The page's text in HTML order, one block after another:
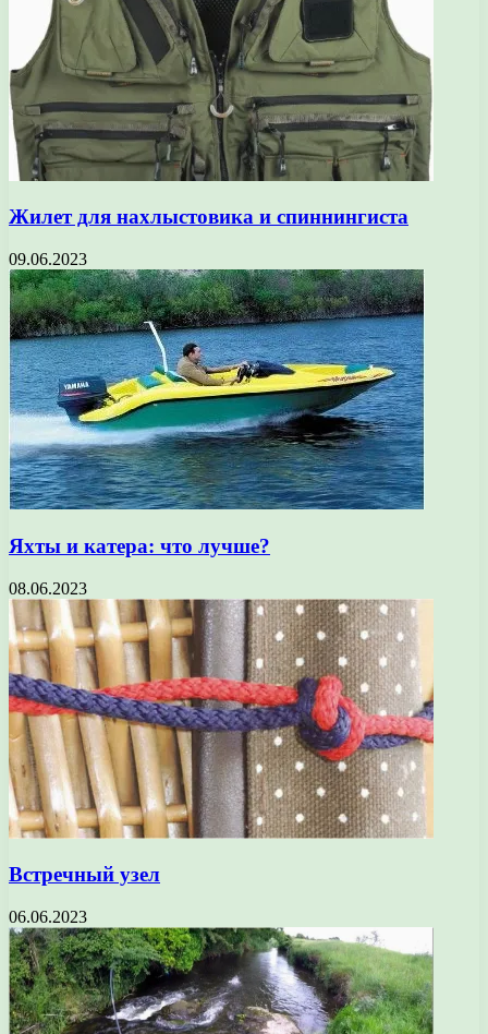
Жилет для нахлыстовика и спиннингиста
09.06.2023
Яхты и катера: что лучше?
08.06.2023
Встречный узел
06.06.2023